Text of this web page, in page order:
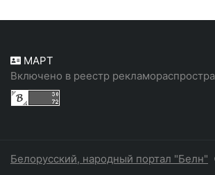
МАРТ
Включено в реестр
Белорусский, народный портал "Белн"